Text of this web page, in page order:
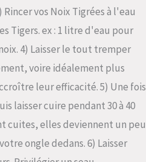
vos Noix Tigrées à l'eau
Tigers. ex : 1 litre d'eau pour
4) Laisser le tout tremper
voire idéalement plus
leur efficacité. 5) Une fois
laisser cuire pendant 30 à 40
cuites, elles deviennent un peu
ongle dedans. 6) Laisser